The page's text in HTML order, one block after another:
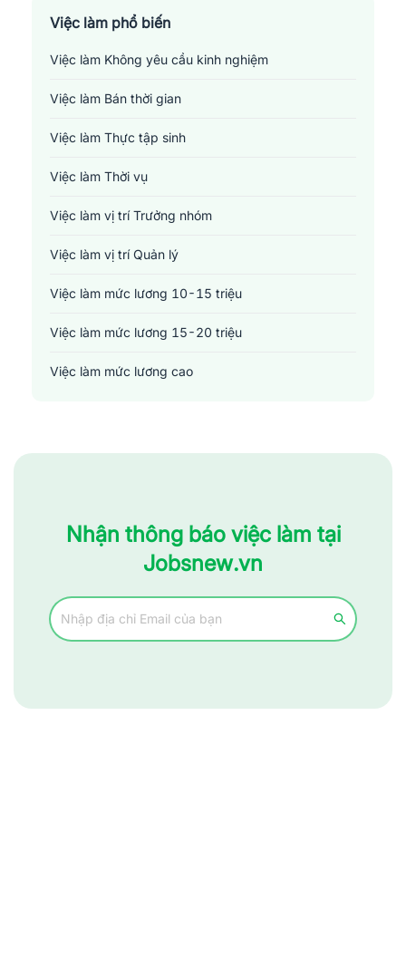
Tài chính - Đầu tư - Chứng khoán
Xây dựng
Y tế - Chăm sóc sức khỏe
Việc làm phổ biến
Việc làm Không yêu cầu kinh nghiệm
Việc làm Bán thời gian
Việc làm Thực tập sinh
Việc làm Thời vụ
Việc làm vị trí Trưởng nhóm
Việc làm vị trí Quản lý
Việc làm mức lương 10-15 triệu
Việc làm mức lương 15-20 triệu
Việc làm mức lương cao
Nhận thông báo việc làm tại
Jobsnew.vn